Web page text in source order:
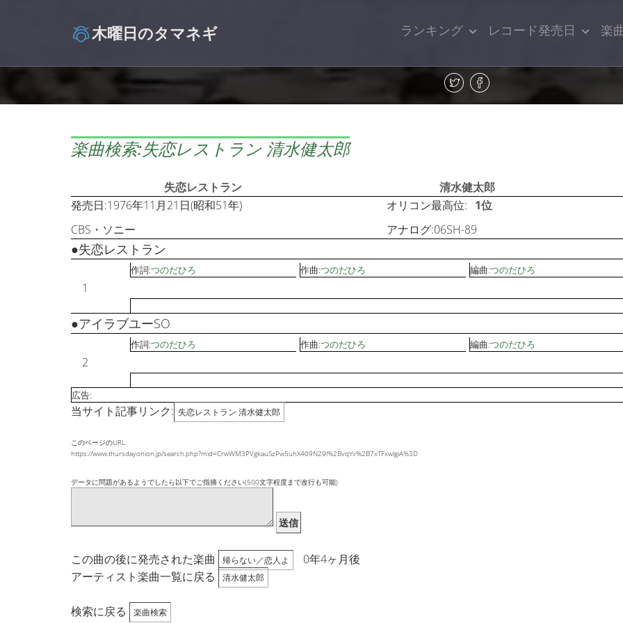
木曜日のタマネギ ランキング レコード発売日 楽
楽曲検索:失恋レストラン 清水健太郎
失恋レストラン
清水健太郎
発売日:1976年11月21日(昭和51年)
オリコン最高位: 1位
CBS・ソニー
アナログ:06SH-89
1
●失恋レストラン
作詞:つのだひろ 作曲:つのだひろ 編曲:つのだひろ
2
●アイラブユーSO
作詞:つのだひろ 作曲:つのだひろ 編曲:つのだひろ
広告:
当サイト記事リンク: 失恋レストラン 清水健太郎
このページのURL
https://www.thursdayonion.jp/search.php?mid=CrwWM3PVgkauSzPw5uhX409N29l%2BvqYv%2B7xTFxwlgiA%3D
データに問題があるようでしたら以下でご指摘ください(500文字程度まで改行も可能)
送信
この曲の後に発売された楽曲 帰らない／恋人よ
0年4ヶ月後
アーティスト楽曲一覧に戻る
清水健太郎
検索に戻る 楽曲検索